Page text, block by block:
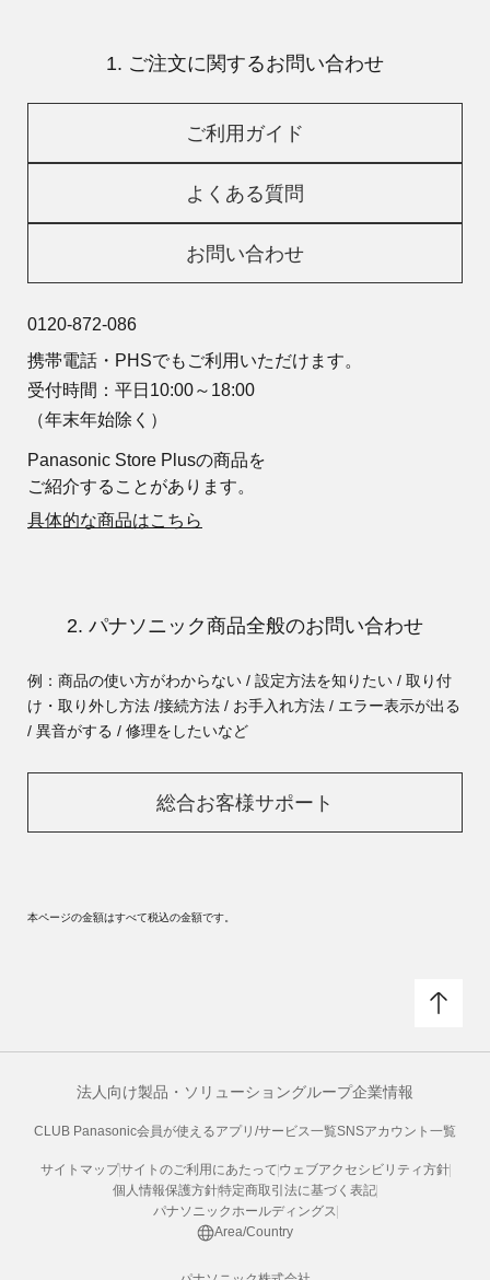
1. ご注文に関するお問い合わせ
ご利用ガイド
よくある質問
お問い合わせ
0120-872-086
携帯電話・PHSでもご利用いただけます。
受付時間：平日10:00～18:00
（年末年始除く）
Panasonic Store Plusの商品を
ご紹介することがあります。
具体的な商品はこちら
2. パナソニック商品全般のお問い合わせ
例：商品の使い方がわからない / 設定方法を知りたい / 取り付
け・取り外し方法 /接続方法 / お手入れ方法 / エラー表示が出る
/ 異音がする / 修理をしたいなど
総合お客様サポート
本ページの金額はすべて税込の金額です。
法人向け製品・ソリューショングループ企業情報
CLUB Panasonic会員が使えるアプリ/サービス一覧SNSアカウント一覧
サイトマップサイトのご利用にあたって ウェブアクセシビリティ方針
個人情報保護方針特定商取引法に基づく表記
パナソニックホールディングス
Area/Country